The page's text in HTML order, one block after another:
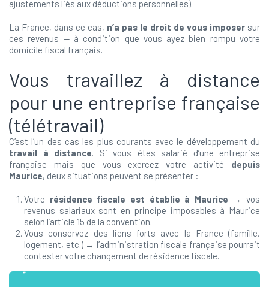
ajustements liés aux déductions personnelles).
La France, dans ce cas, n’a pas le droit de vous imposer sur
ces revenus — à condition que vous ayez bien rompu votre
domicile fiscal français.
Vous travaillez à distance
pour une entreprise française
(télétravail)
C’est l’un des cas les plus courants avec le développement du
travail à distance. Si vous êtes salarié d’une entreprise
française mais que vous exercez votre activité depuis
Maurice, deux situations peuvent se présenter :
Votre résidence fiscale est établie à Maurice → vos
revenus salariaux sont en principe imposables à Maurice
selon l’article 15 de la convention.
Vous conservez des liens forts avec la France (famille,
logement, etc.) → l’administration fiscale française pourrait
contester votre changement de résidence fiscale.